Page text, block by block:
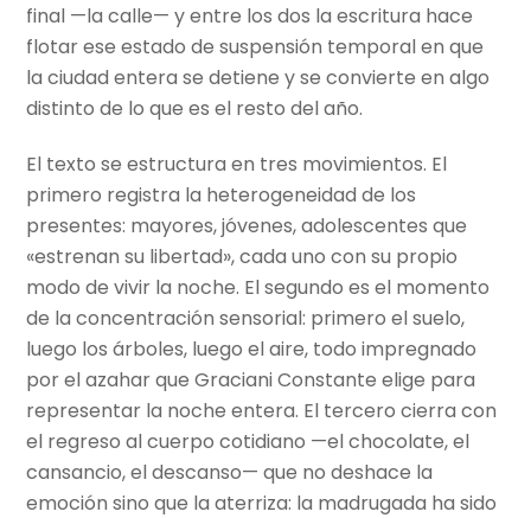
final —la calle— y entre los dos la escritura hace
flotar ese estado de suspensión temporal en que
la ciudad entera se detiene y se convierte en algo
distinto de lo que es el resto del año.
El texto se estructura en tres movimientos. El
primero registra la heterogeneidad de los
presentes: mayores, jóvenes, adolescentes que
«estrenan su libertad», cada uno con su propio
modo de vivir la noche. El segundo es el momento
de la concentración sensorial: primero el suelo,
luego los árboles, luego el aire, todo impregnado
por el azahar que Graciani Constante elige para
representar la noche entera. El tercero cierra con
el regreso al cuerpo cotidiano —el chocolate, el
cansancio, el descanso— que no deshace la
emoción sino que la aterriza: la madrugada ha sido